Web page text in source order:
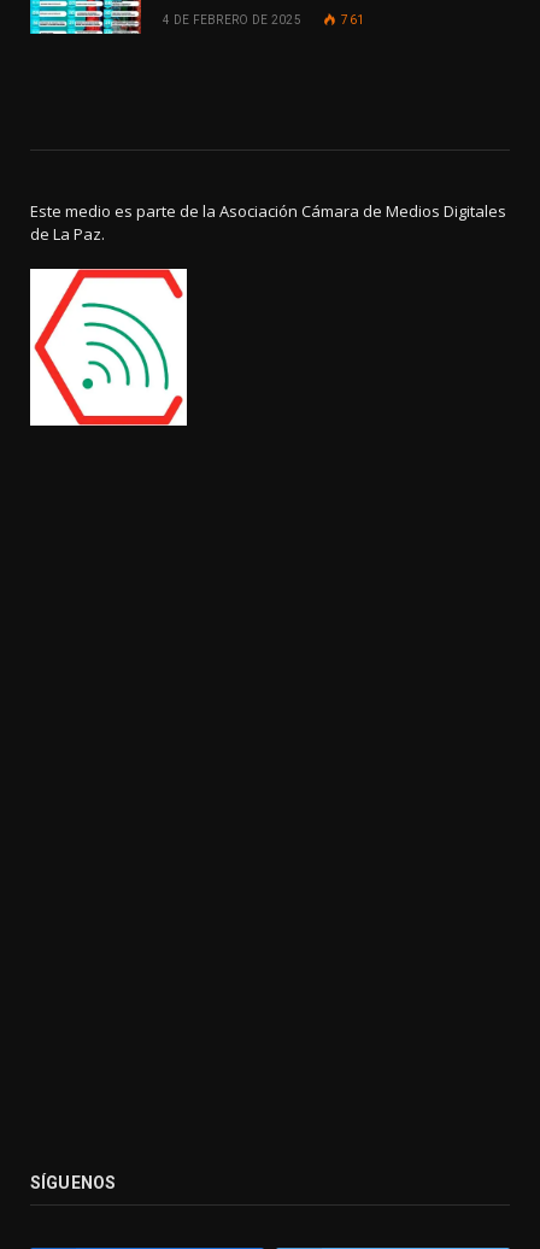
4 DE FEBRERO DE 2025 761
Este medio es parte de la Asociación Cámara de Medios Digitales
de La Paz.
SÍGUENOS